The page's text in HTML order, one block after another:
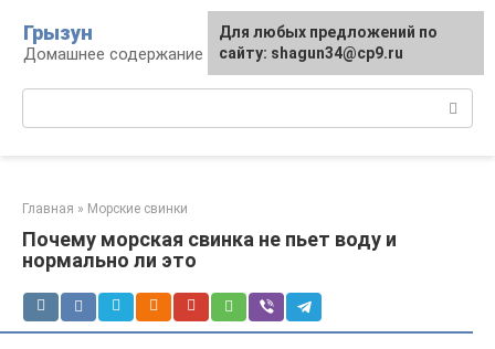
контенту
Грызун
Домашнее содержание грызунов
Главная » Морские свинки
Почему морская свинка не пьет воду и
нормально ли это
Для любых предложений по
сайту: shagun34@cp9.ru